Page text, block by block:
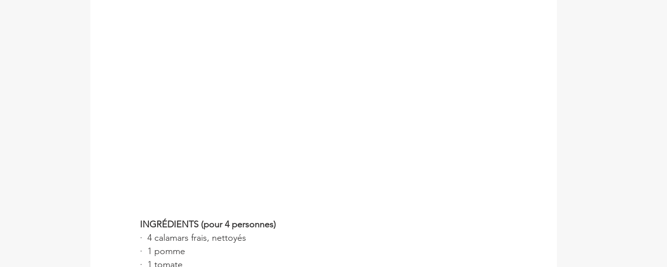
INGRÉDIENTS (pour 4 personnes)
·  4 calamars frais, nettoyés
·  1 pomme
·  1 tomate